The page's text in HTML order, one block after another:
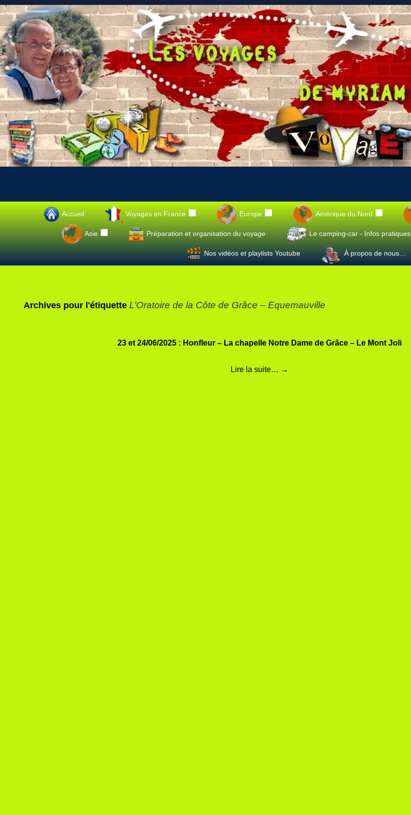
Accueil Voyages en France Europe Amérique du Nord
Asie Préparation et organisation du voyage Le camping-car - Infos pratiques
Nos vidéos et playlists Youtube À propos de nous…
Archives pour l'étiquette L’Oratoire de la Côte de Grâce – Equemauville
23 et 24/06/2025 : Honfleur – La chapelle Notre Dame de Grâce – Le Mont Joli
Lire la suite… →